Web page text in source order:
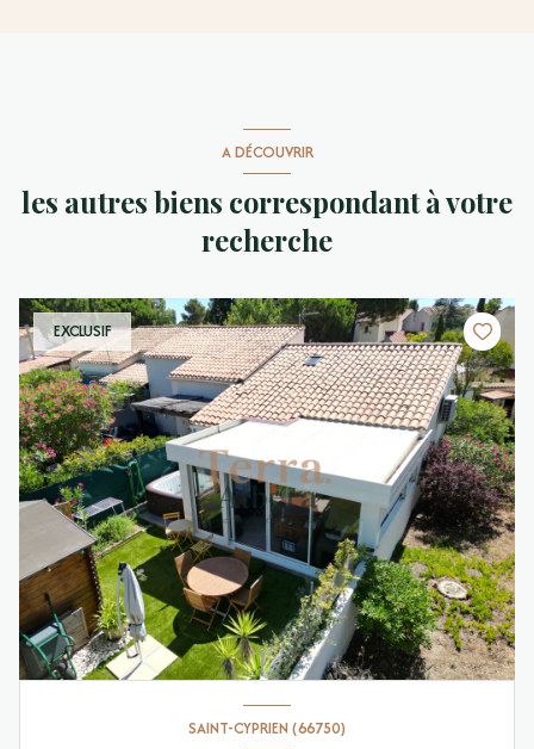
A DÉCOUVRIR
les autres biens correspondant à votre
recherche
EXCLUSIF
SAINT-CYPRIEN (66750)